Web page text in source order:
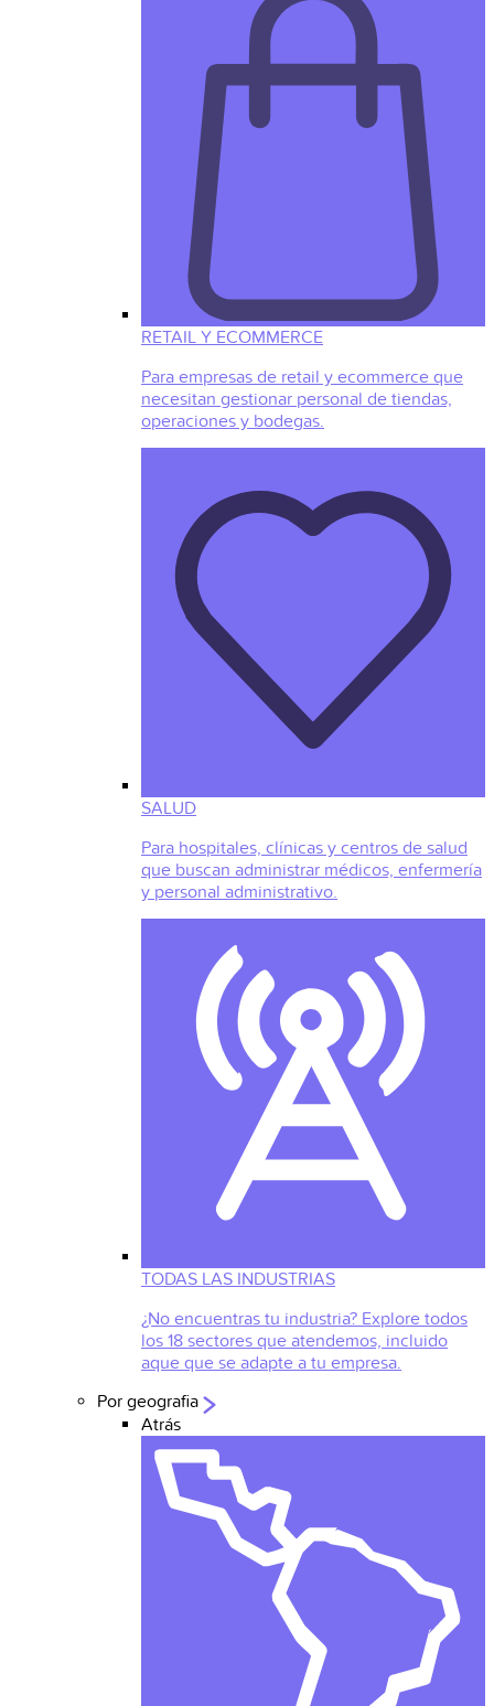
RETAIL Y ECOMMERCE
Para empresas de retail y ecommerce que
necesitan gestionar personal de tiendas,
operaciones y bodegas.
SALUD
Para hospitales, clínicas y centros de salud
que buscan administrar médicos, enfermería
y personal administrativo.
TODAS LAS INDUSTRIAS
¿No encuentras tu industria? Explore todos
los 18 sectores que atendemos, incluido
aque que se adapte a tu empresa.
Por geografia
Atrás